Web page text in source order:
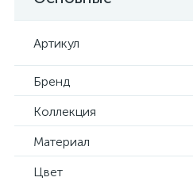
Артикул
Бренд
Коллекция
Материал
Цвет